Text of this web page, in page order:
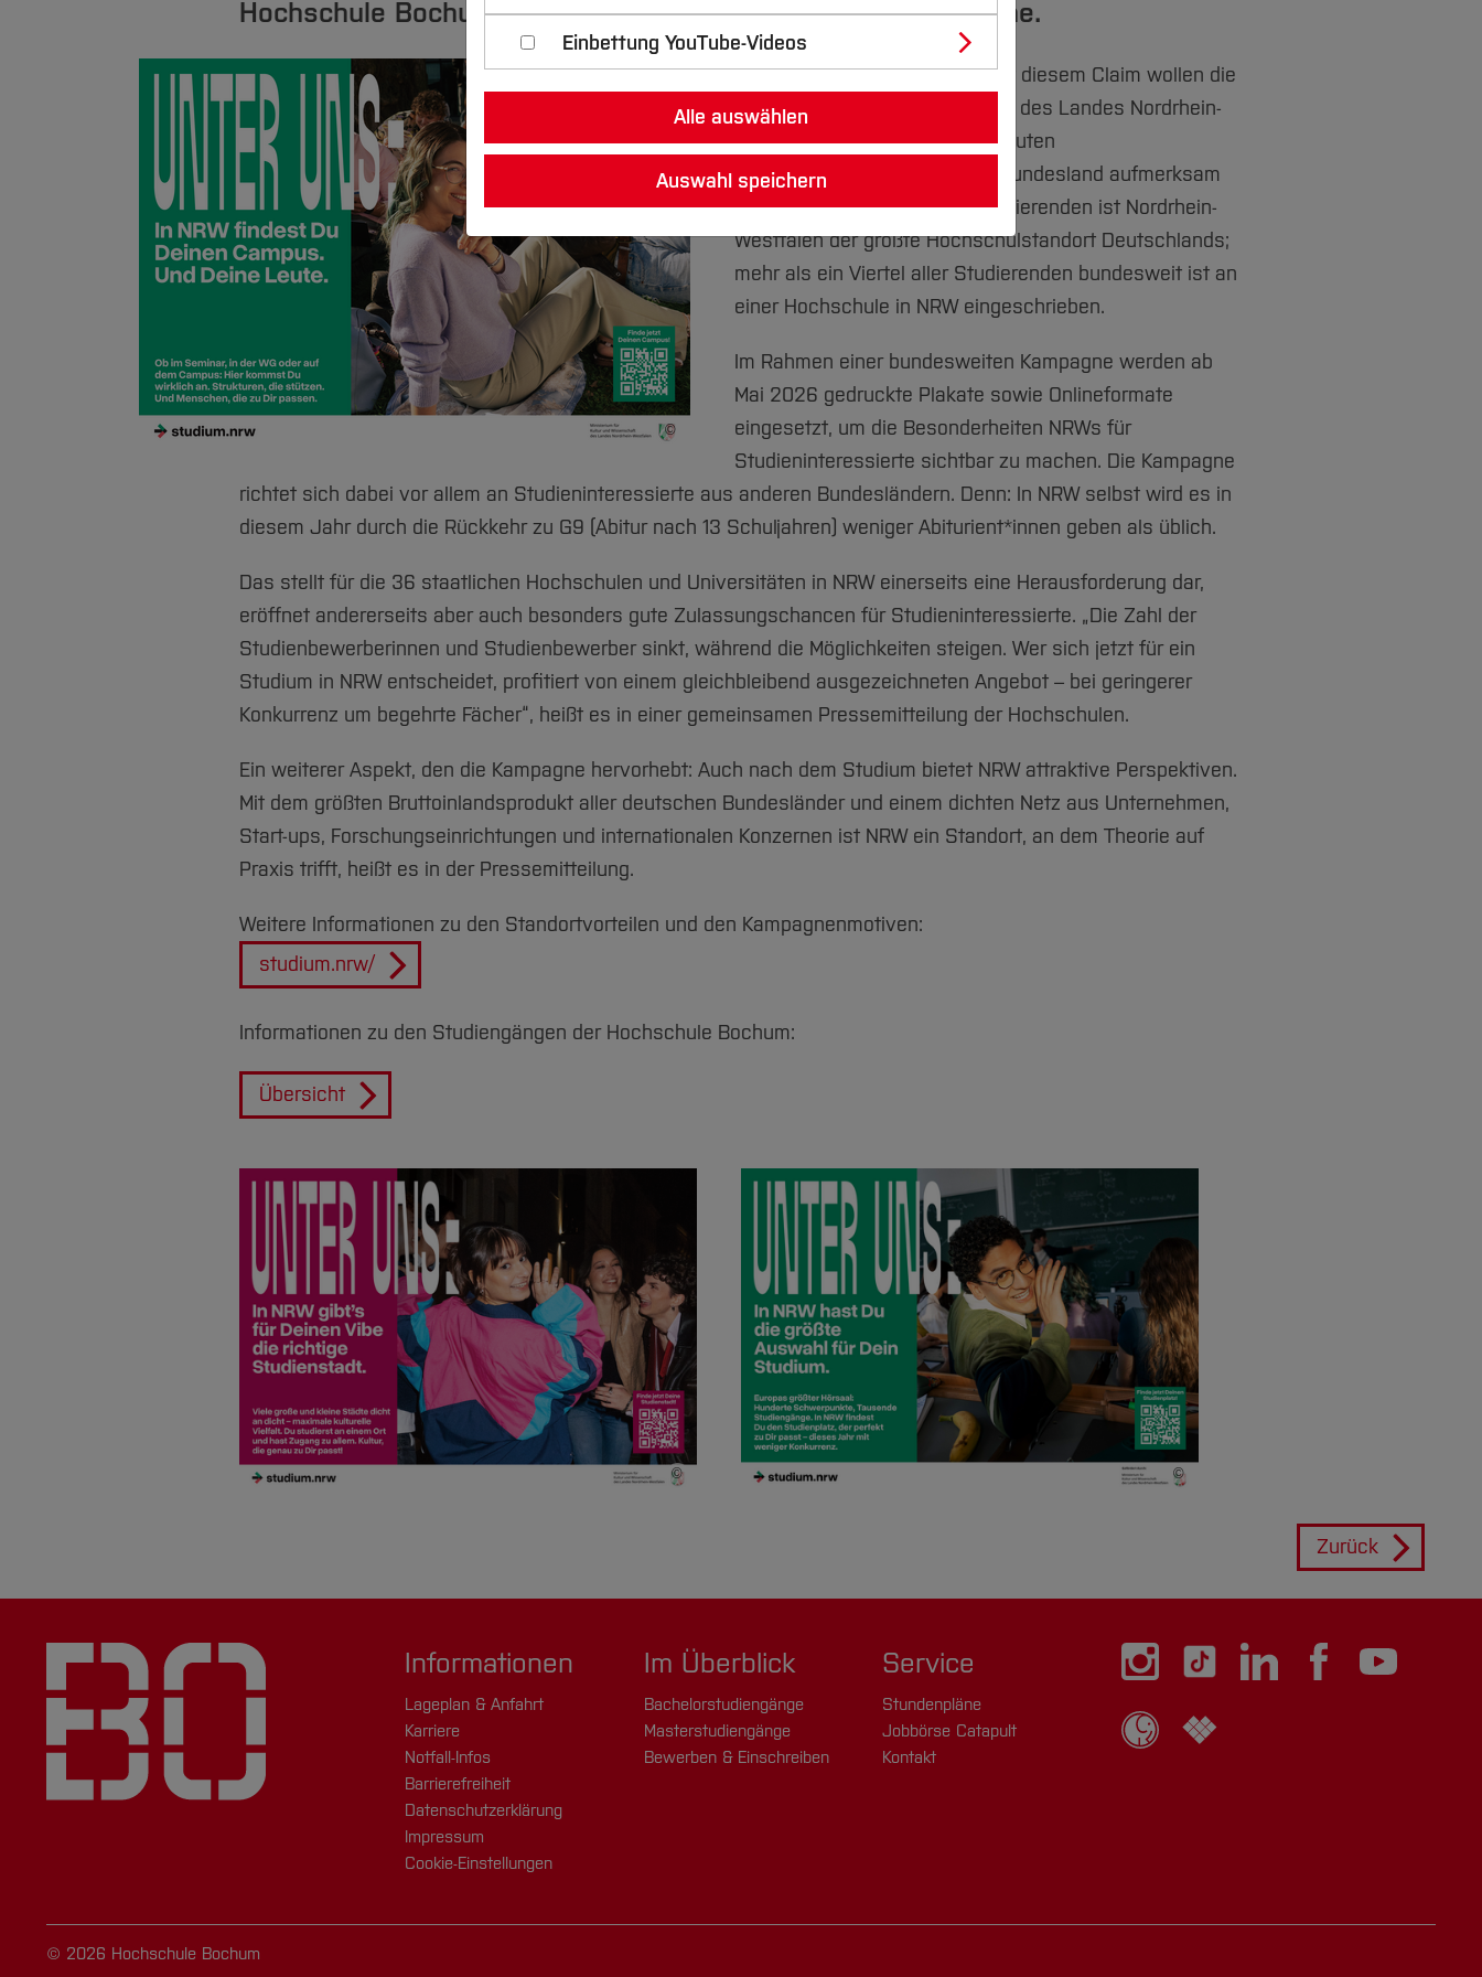
Hochschule Bochum ist Teil der bundesweiten Imagekampagne.
©
Bildnachweis
„Studieren, wo alles geht.“ – Mit diesem Claim wollen die
Hochschulen und Universitäten des Landes Nordrhein-
Westfalen gemeinsam auf die guten
Studienbedingungen in ihrem Bundesland aufmerksam
machen. Mit rund 700.000 Studierenden ist Nordrhein-
Westfalen der größte Hochschulstandort Deutschlands;
mehr als ein Viertel aller Studierenden bundesweit ist an
einer Hochschule in NRW eingeschrieben.
Im Rahmen einer bundesweiten Kampagne werden ab
Mai 2026 gedruckte Plakate sowie Onlineformate
eingesetzt, um die Besonderheiten NRWs für
Studieninteressierte sichtbar zu machen. Die Kampagne
richtet sich dabei vor allem an Studieninteressierte aus anderen Bundesländern. Denn: In NRW selbst wird es in
diesem Jahr durch die Rückkehr zu G9 (Abitur nach 13 Schuljahren) weniger Abiturient*innen geben als üblich.
Das stellt für die 36 staatlichen Hochschulen und Universitäten in NRW einerseits eine Herausforderung dar,
eröffnet andererseits aber auch besonders gute Zulassungschancen für Studieninteressierte. „Die Zahl der
Studienbewerberinnen und Studienbewerber sinkt, während die Möglichkeiten steigen. Wer sich jetzt für ein
Studium in NRW entscheidet, profitiert von einem gleichbleibend ausgezeichneten Angebot – bei geringerer
Konkurrenz um begehrte Fächer“, heißt es in einer gemeinsamen Pressemitteilung der Hochschulen.
Ein weiterer Aspekt, den die Kampagne hervorhebt: Auch nach dem Studium bietet NRW attraktive Perspektiven.
Mit dem größten Bruttoinlandsprodukt aller deutschen Bundesländer und einem dichten Netz aus Unternehmen,
Start-ups, Forschungseinrichtungen und internationalen Konzernen ist NRW ein Standort, an dem Theorie auf
Praxis trifft, heißt es in der Pressemitteilung.
Weitere Informationen zu den Standortvorteilen und den Kampagnenmotiven:
studium.nrw/
Informationen zu den Studiengängen der Hochschule Bochum:
Übersicht
©
Bildnachweis
©
Bildnachweis
Zurück
Informationen
Lageplan & Anfahrt
Karriere
Notfall-Infos
Barrierefreiheit
Datenschutzerklärung
Impressum
Cookie-Einstellungen
Im Überblick
Bachelorstudiengänge
Masterstudiengänge
Bewerben & Einschreiben
Service
Stundenpläne
Jobbörse Catapult
Kontakt
© 2026 Hochschule Bochum
Einbettung YouTube-Videos
Alle auswählen
Auswahl speichern